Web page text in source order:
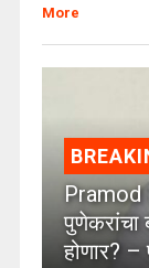
More
Pramod
पुणेकरांचा
होणार? –